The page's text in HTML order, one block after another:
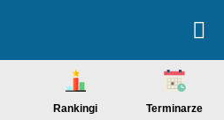
Rankingi Terminarze